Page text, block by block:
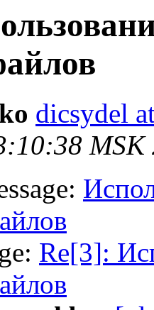
dicsydel
MSK
Re[3]: